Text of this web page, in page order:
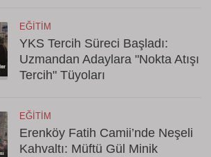
EĞITIM
YKS Tercih Süreci Başladı:
Uzmandan Adaylara "Nokta Atışı
Tercih" Tüyoları
EĞITIM
Erenköy Fatih Camii’nde Neşeli
Kahvaltı: Müftü Gül Minik